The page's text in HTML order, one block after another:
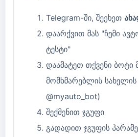
Telegram-ში, შეეხეთ
დაარქვით მას "ჩემი
ტესტი"
დაამატეთ თქვენი ბოტი
მომხმარებლის სახელის
@myauto_bot)
შექმენით ჯგუფი
გადადით ჯგუფის